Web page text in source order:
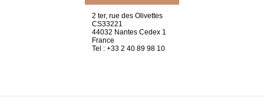
2 ter, rue des Olivettes
CS33221
44032 Nantes Cedex 1
France
Tel : +33 2 40 89 98 10